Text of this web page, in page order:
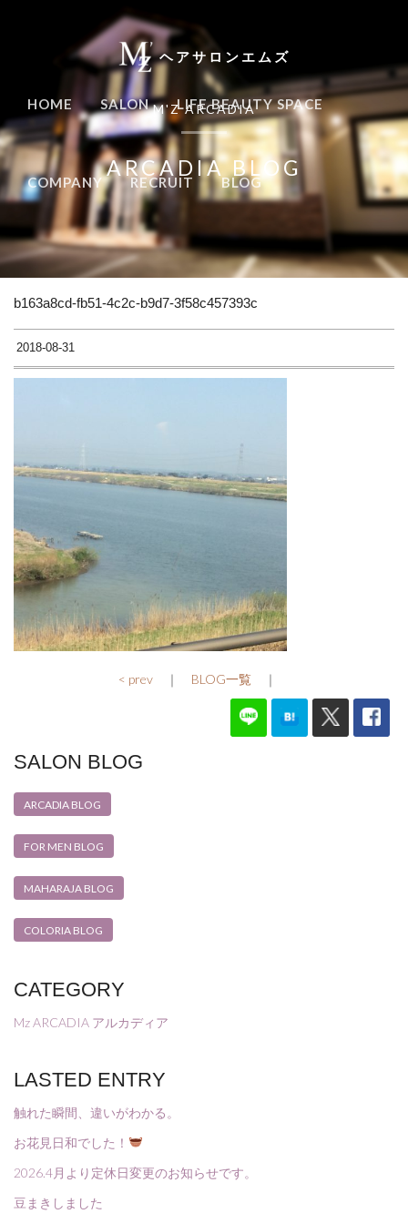
ヘアサロンエムズ
HOME SALON LIFE BEAUTY SPACE
COMPANY RECRUIT BLOG
M'Z ARCADIA
ARCADIA BLOG
b163a8cd-fb51-4c2c-b9d7-3f58c457393c
2018-08-31
< prev ｜ BLOG一覧 ｜
SALON BLOG
ARCADIA BLOG
FOR MEN BLOG
MAHARAJA BLOG
COLORIA BLOG
CATEGORY
Mz ARCADIA アルカディア
LASTED ENTRY
触れた瞬間、違いがわかる。
お花見日和でした！
2026.4月より定休日変更のお知らせです。
豆まきしました